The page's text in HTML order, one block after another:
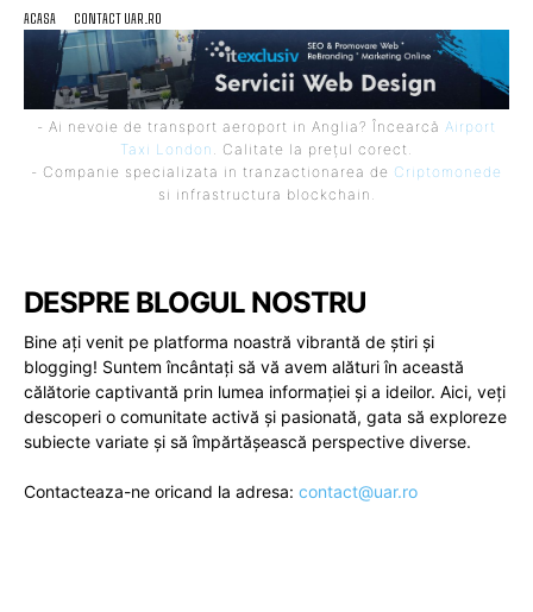
ACASA CONTACT UAR.RO
- Ai nevoie de transport aeroport in Anglia? Încearcă Airport
Taxi London . Calitate la prețul corect.
- Companie specializata in tranzactionarea de Criptomonede
si infrastructura blockchain.
DESPRE BLOGUL NOSTRU
Bine ați venit pe platforma noastră vibrantă de știri și
blogging! Suntem încântați să vă avem alături în această
călătorie captivantă prin lumea informației și a ideilor. Aici, veți
descoperi o comunitate activă și pasionată, gata să exploreze
subiecte variate și să împărtășească perspective diverse.
Contacteaza-ne oricand la adresa: contact@uar.ro